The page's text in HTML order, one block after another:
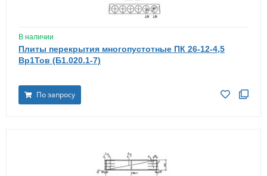
В наличии
Плиты перекрытия многопустотные ПК 26-12-4,5
Вр1Тов (Б1.020.1-7)
По запросу